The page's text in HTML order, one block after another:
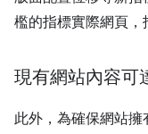
檻的指標實際網頁，
現有網站內容可
此外，為確保網站